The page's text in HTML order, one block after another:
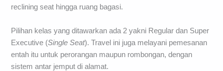
reclining seat hingga ruang bagasi.
Pilihan kelas yang ditawarkan ada 2 yakni Regular dan Super
Executive (Single Seat). Travel ini juga melayani pemesanan
entah itu untuk perorangan maupun rombongan, dengan
sistem antar jemput di alamat.